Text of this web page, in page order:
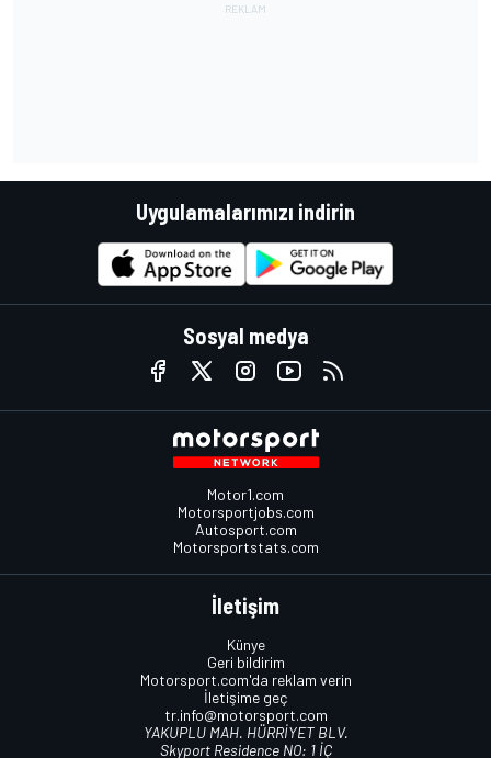
Uygulamalarımızı indirin
Sosyal medya
Motor1.com
Motorsportjobs.com
Autosport.com
Motorsportstats.com
İletişim
Künye
Geri bildirim
Motorsport.com'da reklam verin
İletişime geç
tr.info@motorsport.com
YAKUPLU MAH. HÜRRİYET BLV.
Skyport Residence NO: 1 İÇ